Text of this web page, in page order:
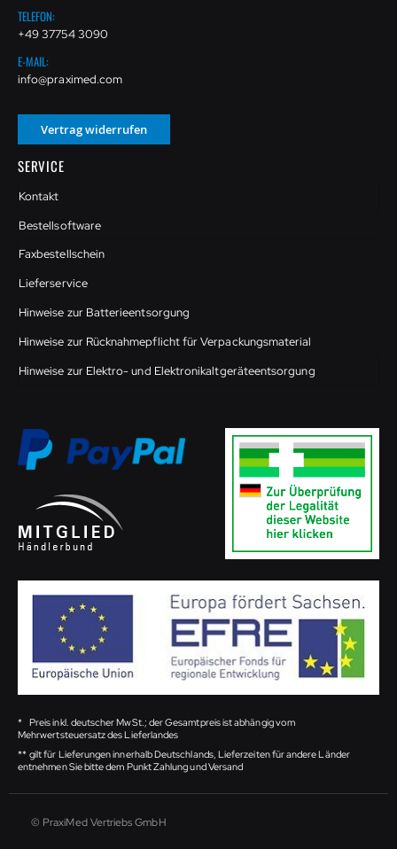
TELEFON:
+49 37754 3090
E-MAIL:
info@praximed.com
Vertrag widerrufen
SERVICE
Kontakt
Bestellsoftware
Faxbestellschein
Lieferservice
Hinweise zur Batterieentsorgung
Hinweise zur Rücknahmepflicht für Verpackungsmaterial
Hinweise zur Elektro- und Elektronikaltgeräteentsorgung
* Preis inkl. deutscher MwSt.; der Gesamtpreis ist abhängig vom
Mehrwertsteuersatz des Lieferlandes
** gilt für Lieferungen innerhalb Deutschlands, Lieferzeiten für andere Länder
entnehmen Sie bitte dem Punkt Zahlung und Versand
© PraxiMed Vertriebs GmbH